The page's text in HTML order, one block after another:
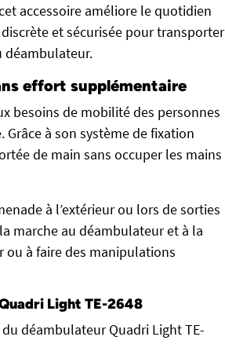
accessoire améliore le quotidien
et sécurisée pour transporter
déambulateur.
effort supplémentaire
besoins de mobilité des personnes
à son système de fixation
de main sans occuper les mains
à l’extérieur ou lors de sorties
marche au déambulateur et à la
ou à faire des manipulations
Light TE-2648
déambulateur Quadri Light TE-